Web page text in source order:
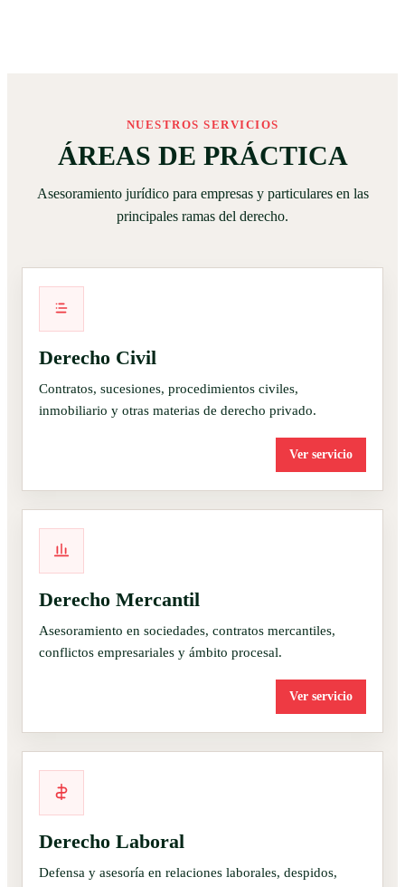
NUESTROS SERVICIOS
ÁREAS DE PRÁCTICA
Asesoramiento jurídico para empresas y particulares en las
principales ramas del derecho.
Derecho Civil
Contratos, sucesiones, procedimientos civiles,
inmobiliario y otras materias de derecho privado.
Ver servicio
Derecho Mercantil
Asesoramiento en sociedades, contratos mercantiles,
conflictos empresariales y ámbito procesal.
Ver servicio
Derecho Laboral
Defensa y asesoría en relaciones laborales, despidos,